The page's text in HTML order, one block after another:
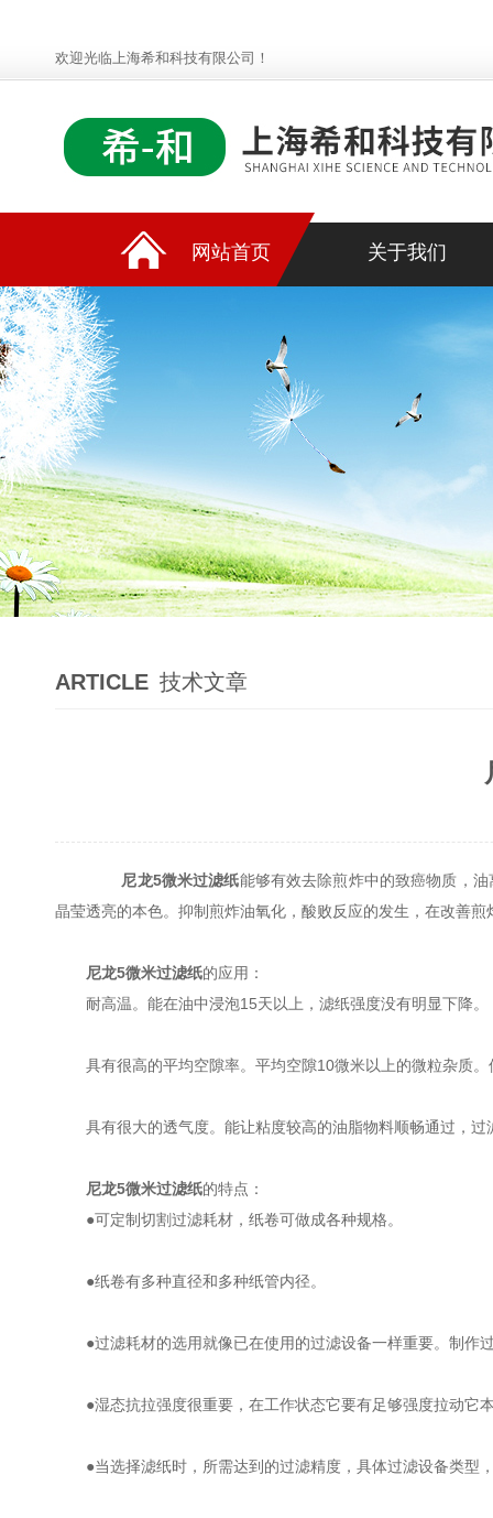
欢迎光临上海希和科技有限公司！
网站首页 关于我们
ARTICLE 技术文章
尼龙5微米过滤纸能够有效去除煎炸中的致癌物质，
晶莹透亮的本色。抑制煎炸油氧化，酸败反应的发生，在改善
尼龙5微米过滤纸的应用：
耐高温。能在油中浸泡15天以上，滤纸强度没有明显下降。
具有很高的平均空隙率。平均空隙10微米以上的微粒杂质。
具有很大的透气度。能让粘度较高的油脂物料顺畅通过，过
尼龙5微米过滤纸的特点：
●可定制切割过滤耗材，纸卷可做成各种规格。
●纸卷有多种直径和多种纸管内径。
●过滤耗材的选用就像已在使用的过滤设备一样重要。制作
●湿态抗拉强度很重要，在工作状态它要有足够强度拉动它
●当选择滤纸时，所需达到的过滤精度，具体过滤设备类型